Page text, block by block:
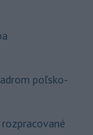
poľsko-